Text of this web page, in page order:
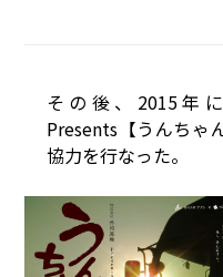
その後、2015年
Presents【うんちゃ
協力を行なった。